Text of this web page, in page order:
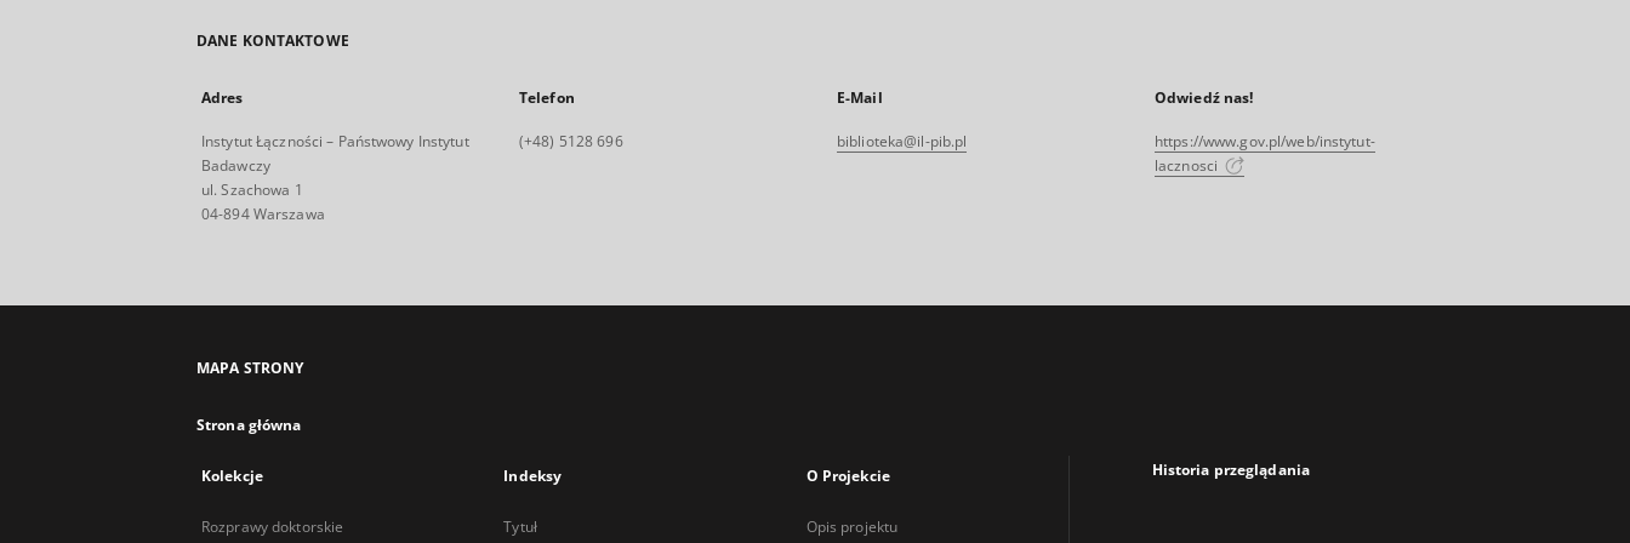
DANE KONTAKTOWE
Adres
Instytut Łączności – Państwowy Instytut
Badawczy
ul. Szachowa 1
04-894 Warszawa
Telefon
(+48) 5128 696
E-Mail
biblioteka@il-pib.pl
Odwiedź nas!
https://www.gov.pl/web/instytut-
lacznosci
MAPA STRONY
Strona główna
Kolekcje
Rozprawy doktorskie
Indeksy
Tytuł
O Projekcie
Opis projektu
Historia przeglądania